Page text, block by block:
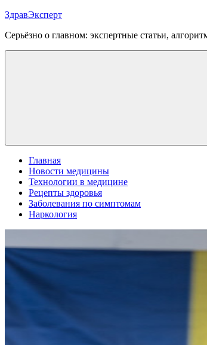
Перейти
содержимому
ЗдравЭксперт
Серьёзно о главном: экспертные статьи,
Главная
Новости медицины
Технологии в медицине
Рецепты здоровья
Заболевания по симптомам
Наркология